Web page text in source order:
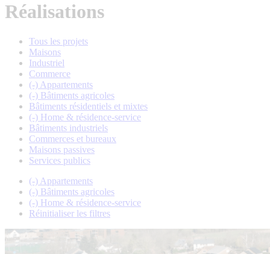
Réalisations
Tous les projets
Maisons
Industriel
Commerce
(-) Appartements
(-) Bâtiments agricoles
Bâtiments résidentiels et mixtes
(-) Home & résidence-service
Bâtiments industriels
Commerces et bureaux
Maisons passives
Services publics
(-) Appartements
(-) Bâtiments agricoles
(-) Home & résidence-service
Réinitialiser les filtres